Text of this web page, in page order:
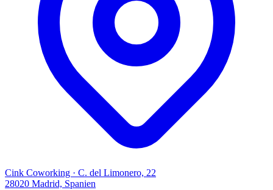
Cink Coworking · C. del Limonero, 22
28020 Madrid, Spanien